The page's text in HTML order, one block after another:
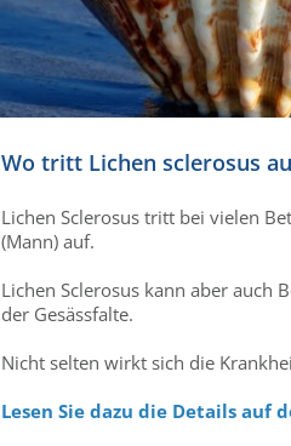
Wo tritt Lichen sclerosus
Lichen Sclerosus tritt bei vielen
(Mann) auf.
Lichen Sclerosus kann aber auch
der Gesässfalte.
Nicht selten wirkt sich die
Lesen Sie dazu die Details auf